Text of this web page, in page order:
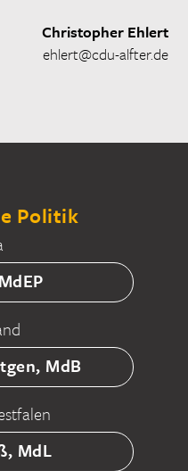
Christopher Ehlert
ehlert@cdu-alfter.de
Politik
MdB
MdL